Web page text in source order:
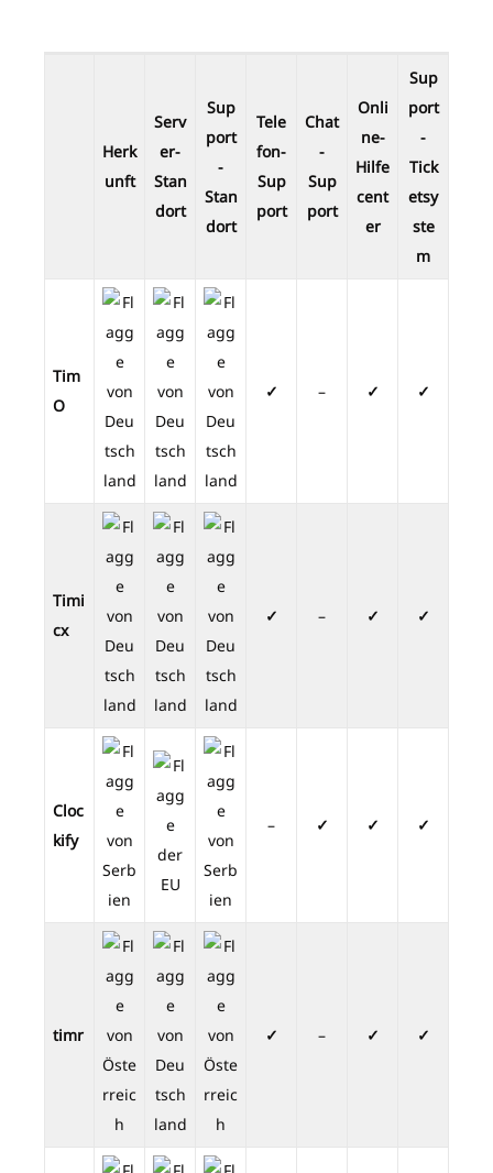
Herk
unft
Serv
er-
Stan
dort
Sup
port
-
Stan
dort
Tele
fon-
Sup
port
Chat
-
Sup
port
Onli
ne-
Hilfe
cent
er
Sup
port
-
Tick
etsy
ste
m
Tim
O
✓ – ✓ ✓
Timi
cx
✓ – ✓ ✓
Cloc
kify
– ✓ ✓ ✓
timr ✓ – ✓ ✓